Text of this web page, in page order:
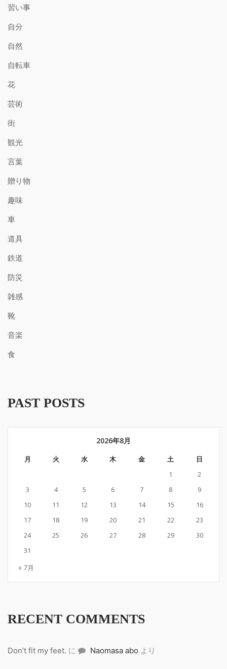
習い事
自分
自然
自転車
花
芸術
街
観光
言葉
贈り物
趣味
車
道具
鉄道
防災
雑感
靴
音楽
食
PAST POSTS
2026年8月
月 火 水 木 金 土
日
1
2
3
4 5 6 7 8
9
10
11 12 13 14 15
16
17
18 19 20 21 22
23
24
25 26 27 28 29
30
31
« 7月
RECENT COMMENTS
Don’t fit my feet. に Naomasa abo より